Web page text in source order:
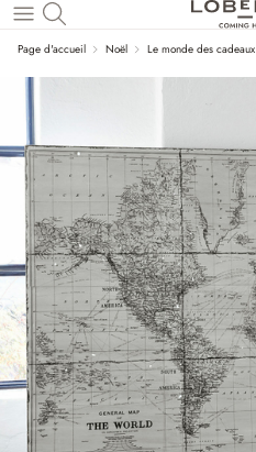
Revenir au contenu principal
Page d'accueil Noël Le monde des cadeaux